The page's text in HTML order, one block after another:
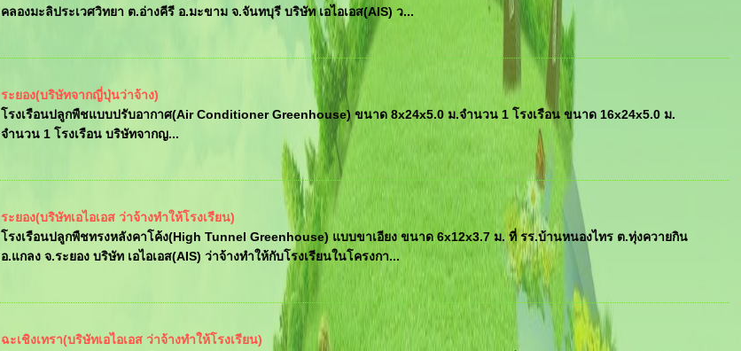
คลองมะลิประเวศวิทยา ต.อ่างคีรี อ.มะขาม จ.จันทบุรี บริษัท เอไอเอส(AIS) ว...
ระยอง(บริษัทจากญี่ปุ่นว่าจ้าง)
โรงเรือนปลูกพืชแบบปรับอากาศ(Air Conditioner Greenhouse) ขนาด 8x24x5.0 ม.จำนวน 1 โรงเรือน ขนาด 16x24x5.0 ม.
จำนวน 1 โรงเรือน บริษัทจากญ...
ระยอง(บริษัทเอไอเอส ว่าจ้างทำให้โรงเรียน)
โรงเรือนปลูกพืชทรงหลังคาโค้ง(High Tunnel Greenhouse) แบบขาเอียง ขนาด 6x12x3.7 ม. ที่ รร.บ้านหนองไทร ต.ทุ่งควายกิน
อ.แกลง จ.ระยอง บริษัท เอไอเอส(AIS) ว่าจ้างทำให้กับโรงเรียนในโครงกา...
ฉะเชิงเทรา(บริษัทเอไอเอส ว่าจ้างทำให้โรงเรียน)